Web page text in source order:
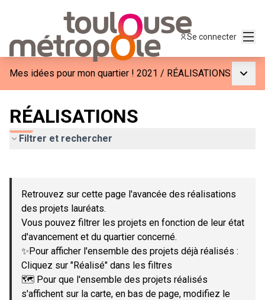
Se connecter
Mes idées pour mon quartier ! 2021 / RÉALISATIONS
RÉALISATIONS
Filtrer et rechercher
−
Retrouvez sur cette page l'avancée des réalisations
des projets lauréats.
Vous pouvez filtrer les projets en fonction de leur état
d'avancement et du quartier concerné.
✨Pour afficher l'ensemble des projets déjà réalisés :
Cliquez sur "Réalisé" dans les filtres
🗺️ Pour que l'ensemble des projets réalisés
s'affichent sur la carte, en bas de page, modifiez le